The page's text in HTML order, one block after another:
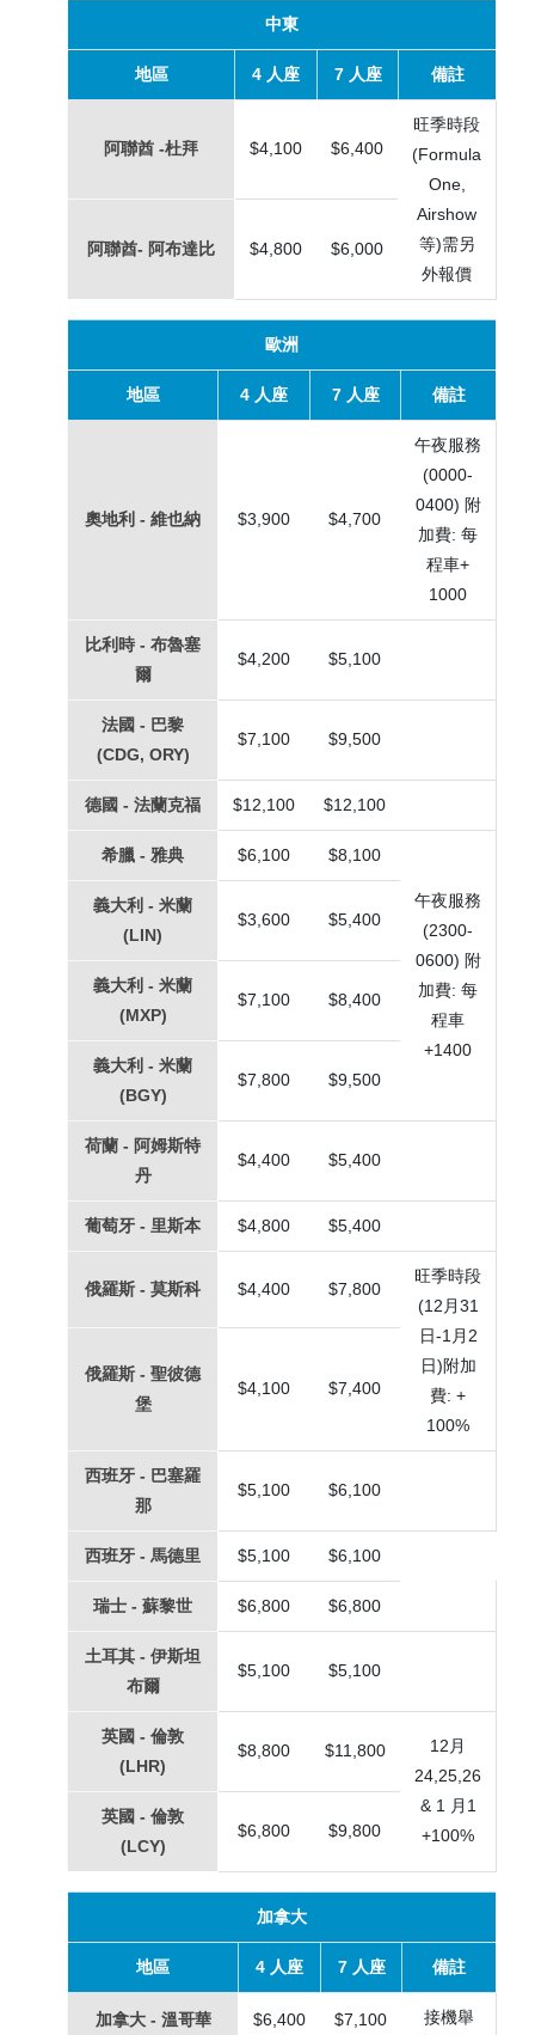
中東
地區 4 人座 7 人座 備註
阿聯酋 -杜拜 $4,100 $6,400
旺季時段
(Formula
One,
Airshow
等)需另
外報價
阿聯酋- 阿布達比 $4,800 $6,000
歐洲
地區 4 人座 7 人座 備註
奧地利 - 維也納 $3,900 $4,700
午夜服務
(0000-
0400) 附
加費: 每
程車+
1000
比利時 - 布魯塞
爾
$4,200 $5,100
法國 - 巴黎
(CDG, ORY)
$7,100 $9,500
德國 - 法蘭克福 $12,100 $12,100
希臘 - 雅典 $6,100 $8,100
午夜服務
(2300-
0600) 附
加費: 每
程車
+1400
義大利 - 米蘭
(LIN)
$3,600 $5,400
義大利 - 米蘭
(MXP)
$7,100 $8,400
義大利 - 米蘭
(BGY)
$7,800 $9,500
荷蘭 - 阿姆斯特
丹
$4,400 $5,400
葡萄牙 - 里斯本 $4,800 $5,400
俄羅斯 - 莫斯科 $4,400 $7,800
旺季時段
(12月31
日-1月2
日)附加
費: +
100%
俄羅斯 - 聖彼德
堡
$4,100 $7,400
西班牙 - 巴塞羅
那
$5,100 $6,100
西班牙 - 馬德里 $5,100 $6,100
瑞士 - 蘇黎世 $6,800 $6,800
土耳其 - 伊斯坦
布爾
$5,100 $5,100
英國 - 倫敦
(LHR)
$8,800 $11,800
12月
24,25,26
& 1 月1
+100%
英國 - 倫敦
(LCY)
$6,800 $9,800
加拿大
地區 4 人座 7 人座 備註
加拿大 - 溫哥華 $6,400 $7,100
接機舉